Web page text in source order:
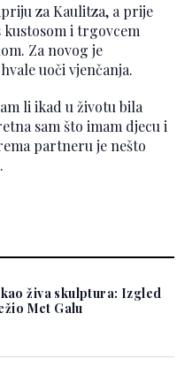
za Kaulitza, a prije
i trgovcem
Za novog je
uoči vjenčanja.
li ikad u životu bila
sam što imam djecu i
partneru je nešto
živa skulptura: Izgled
Met Galu